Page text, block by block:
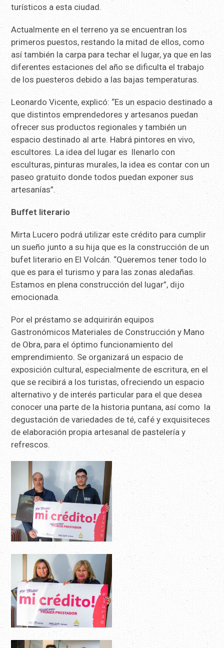
turísticos a esta ciudad.
Actualmente en el terreno ya se encuentran los
primeros puestos, restando la mitad de ellos, como
así también la carpa para techar el lugar, ya que en las
diferentes estaciones del año se dificulta el trabajo
de los puesteros debido a las bajas temperaturas.
Leonardo Vicente, explicó: “Es un espacio destinado a
que distintos emprendedores y artesanos puedan
ofrecer sus productos regionales y también un
espacio destinado al arte. Habrá pintores en vivo,
escultores. La idea del lugar es llenarlo con
esculturas, pinturas murales, la idea es contar con un
paseo gratuito donde todos puedan exponer sus
artesanías”.
Buffet literario
Mirta Lucero podrá utilizar este crédito para cumplir
un sueño junto a su hija que es la construcción de un
bufet literario en El Volcán. “Queremos tener todo lo
que es para el turismo y para las zonas aledañas.
Estamos en plena construcción del lugar”, dijo
emocionada.
Por el préstamo se adquirirán equipos
Gastronómicos Materiales de Construcción y Mano
de Obra, para el óptimo funcionamiento del
emprendimiento. Se organizará un espacio de
exposición cultural, especialmente de escritura, en el
que se recibirá a los turistas, ofreciendo un espacio
alternativo y de interés particular para el que desea
conocer una parte de la historia puntana, así como la
degustación de variedades de té, café y exquisiteces
de elaboración propia artesanal de pastelería y
refrescos.